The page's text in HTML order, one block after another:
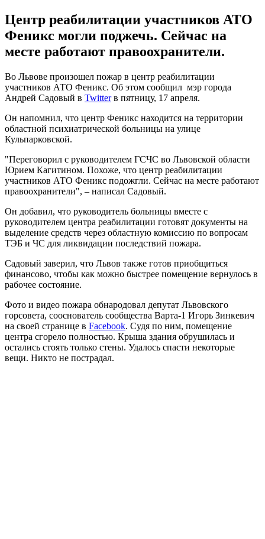
Центр реабилитации участников АТО
Феникс могли поджечь. Сейчас на
месте работают правоохранители.
Во Львове произошел пожар в центр реабилитации
участников АТО Феникс. Об этом сообщил мэр города
Андрей Садовый в Twitterв пятницу, 17 апреля.
Он напомнил, что центр Феникс находится на территории
областной психиатрической больницы на улице
Кульпарковской.
"Переговорил с руководителем ГСЧС во Львовской области
Юрием Кагитином. Похоже, что центр реабилитации
участников АТО Феникс подожгли. Сейчас на месте работают
правоохранители", – написал Садовый.
Он добавил, что руководитель больницы вместе с
руководителем центра реабилитации готовят документы на
выделение средств через областную комиссию по вопросам
ТЭБ и ЧС для ликвидации последствий пожара.
Садовый заверил, что Львов также готов приобщиться
финансово, чтобы как можно быстрее помещение вернулось в
рабочее состояние.
Фото и видео пожара обнародовал депутат Львовского
горсовета, сооснователь сообщества Варта-1 Игорь Зинкевич
на своей странице в Facebook. Судя по ним, помещение
центра сгорело полностью. Крыша здания обрушилась и
остались стоять только стены. Удалось спасти некоторые
вещи. Никто не пострадал.